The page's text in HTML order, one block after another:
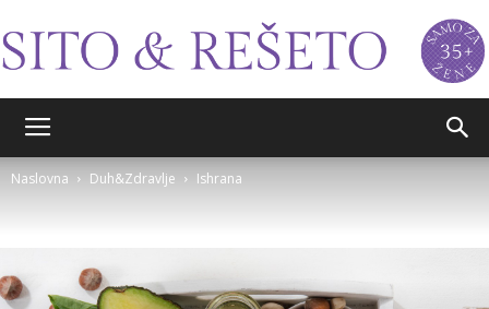
Naslovna Duh&Zdravlje Ishrana